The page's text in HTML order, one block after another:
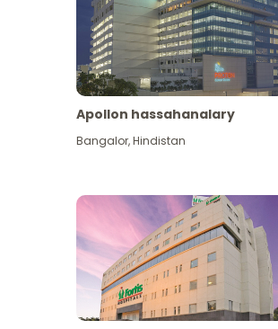
Has giňişleýin gör
Apollon hassahanalary
Bangalor,Hindistan